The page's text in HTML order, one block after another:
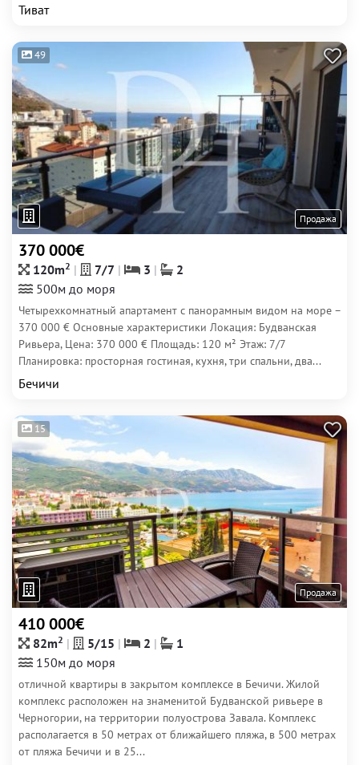
Тиват
49
Продажа
370 000€
120m2 7/7 3
2
500м до моря
Четырехкомнатный апартамент с панорамным видом на море –
370 000 € Основные характеристики Локация: Будванская
Ривьера, Цена: 370 000 € Площадь: 120 м² Этаж: 7/7
Планировка: просторная гостиная, кухня, три спальни, два...
Бечичи
15
Продажа
410 000€
82m2 5/15 2
1
150м до моря
отличной квартиры в закрытом комплексе в Бечичи. Жилой
комплекс расположен на знаменитой Будванской ривьере в
Черногории, на территории полуострова Завала. Комплекс
располагается в 50 метрах от ближайшего пляжа, в 500 метрах
от пляжа Бечичи и в 25...